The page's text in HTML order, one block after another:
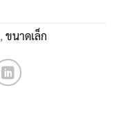
, ขนาดเล็ก